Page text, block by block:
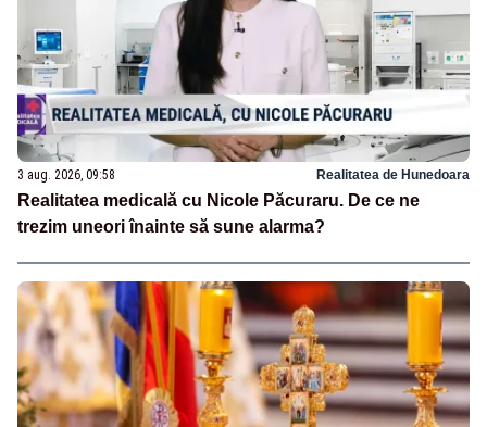
3 aug. 2026, 09:58 Realitatea de Hunedoara
Realitatea medicală cu Nicole Păcuraru. De ce ne
trezim uneori înainte să sune alarma?